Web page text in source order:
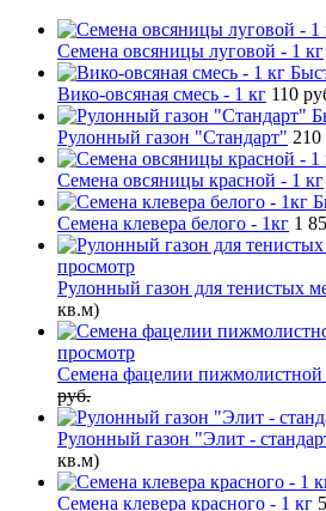
Семена овсяницы луговой - 1 кг
Вико-овсяная смесь - 1 кг 110
Рулонный газон "Стандарт" 210
Семена овсяницы красной - 1 кг
Семена клевера белого - 1кг 1
просмотр
Рулонный газон для тенистых
кв.м)
просмотр
Семена фацелии пижмолистной
руб.
Рулонный газон "Элит -
кв.м)
Семена клевера красного - 1 кг